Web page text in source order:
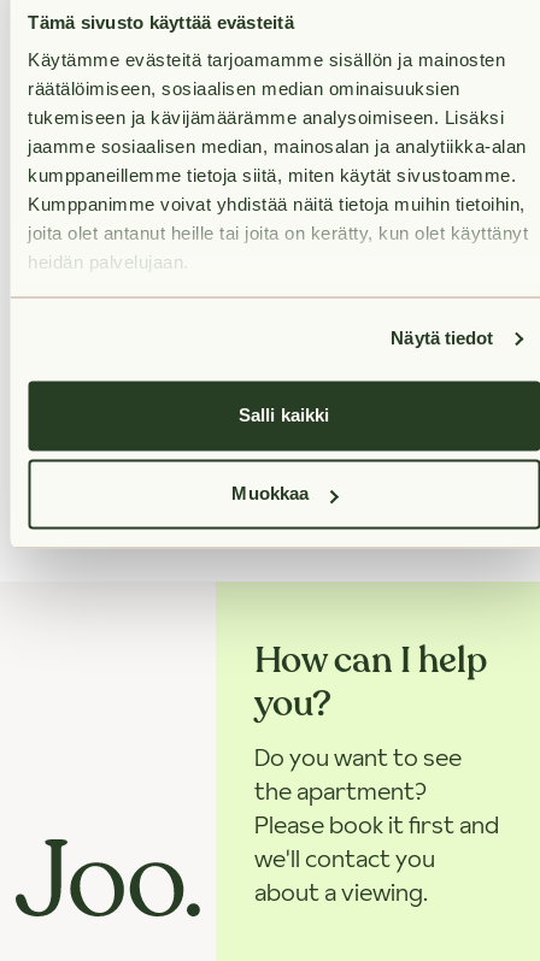
Tämä sivusto käyttää evästeitä
Käytämme evästeitä tarjoamamme sisällön ja mainosten
räätälöimiseen, sosiaalisen median ominaisuuksien
tukemiseen ja kävijämäärämme analysoimiseen. Lisäksi
jaamme sosiaalisen median, mainosalan ja analytiikka-alan
kumppaneillemme tietoja siitä, miten käytät sivustoamme.
Kumppanimme voivat yhdistää näitä tietoja muihin tietoihin,
joita olet antanut heille tai joita on kerätty, kun olet käyttänyt
heidän palvelujaan.
Näytä tiedot
Salli kaikki
Muokkaa
mahdollisimman pian varauksesi vastaanottamisen
jälkeen.
Rent
Transport links nearby
How can I help
you?
Do you want to see
the apartment?
Please book it first and
we'll contact you
about a viewing.